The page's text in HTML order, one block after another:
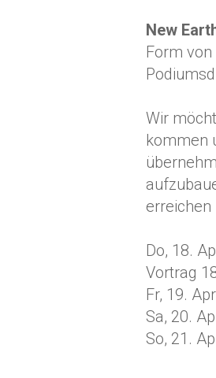
New
Form
Wir
kommen
erreichen
Do, 18.
Vortrag
Fr, 19.
Sa, 20.
So, 21.